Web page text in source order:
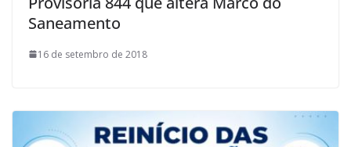
Saneamento
16 de setembro de 2018